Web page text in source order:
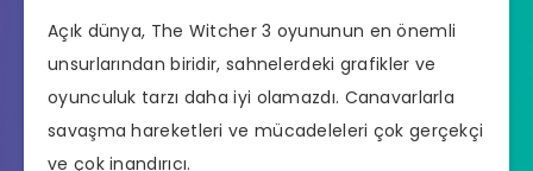
Açık dünya, The Witcher 3 oyununun en önemli
unsurlarından biridir, sahnelerdeki grafikler ve
oyunculuk tarzı daha iyi olamazdı. Canavarlarla
savaşma hareketleri ve mücadeleleri çok gerçekçi
ve çok inandırıcı.